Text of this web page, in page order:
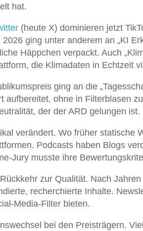
hat.
(heute X) dominieren jetzt
ging unter anderem an „KI
Häppchen verpackt. Auch
die Klimadaten in Echtzeit
ging an die
aufbereitet, ohne in Filterblasen
der der ARD gelungen ist.
verändert. Wo früher statische
Podcasts haben Blogs
Jury musste ihre
zur Qualität. Nach
recherchierte Inhalte.
Media-Filter bieten.
bei den Preisträgern.